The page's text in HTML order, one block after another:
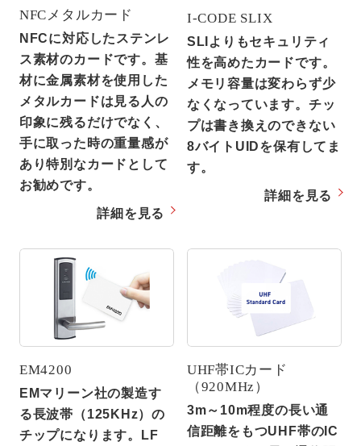
NFCメタルカード
NFCに対応したステンレ
ス素材のカードです。基
材に金属素材を使用した
メタルカードは見る人の
印象に残るだけでなく、
手に取った時の重量感が
あり特別なカードとして
お勧めです。
詳細を見る
I-CODE SLIX
SLIよりもセキュリティ
性を高めたカードです。
メモリ容量は変わらず少
なくなっています。チッ
プは書き換えのできない
8バイトUIDを保有してま
す。
詳細を見る
EM4200
EMマリーン社の製造す
る長波帯（125KHz）の
チップになります。LF
UHF帯ICカード
（920MHz）
3m～10m程度の長い通
信距離をもつUHF帯のIC